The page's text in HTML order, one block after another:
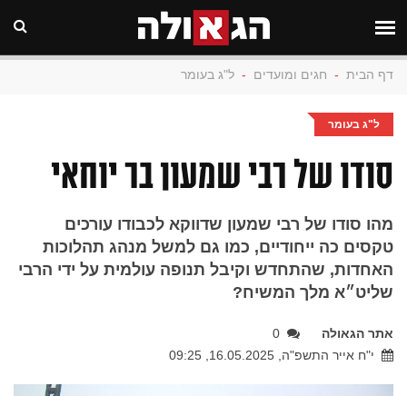
דף הבית - חגים ומועדים - ל"ג בעומר
ל"ג בעומר
סודו של רבי שמעון בר יוחאי
מהו סודו של רבי שמעון שדווקא לכבודו עורכים
טקסים כה ייחודיים, כמו גם למשל מנהג תהלוכות
האחדות, שהתחדש וקיבל תנופה עולמית על ידי הרבי
שליט״א מלך המשיח?
אתר הגאולה
0
י"ח אייר התשפ"ה, 16.05.2025, 09:25